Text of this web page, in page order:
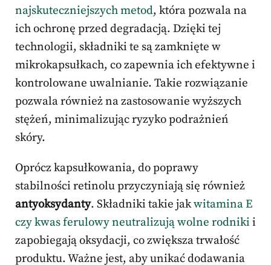
najskuteczniejszych metod, która pozwala na
ich ochronę przed degradacją. Dzięki tej
technologii, składniki te są zamknięte w
mikrokapsułkach, co zapewnia ich efektywne i
kontrolowane uwalnianie. Takie rozwiązanie
pozwala również na zastosowanie wyższych
stężeń, minimalizując ryzyko podrażnień
skóry.
Oprócz kapsułkowania, do poprawy
stabilności retinolu przyczyniają się również
antyoksydanty. Składniki takie jakwitamina E
czy kwas ferulowy neutralizują wolne rodniki i
zapobiegają oksydacji, co zwiększa trwałość
produktu. Ważne jest, aby unikać dodawania